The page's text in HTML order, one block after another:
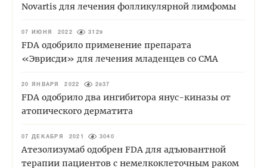
Novartis для лечения фолликулярной лимфомы
07 ИЮНЯ 2022 3129
FDA одобрило применение препарата
«Эврисди» для лечения младенцев со СМА
20 ЯНВАРЯ 2022 2837
FDA одобрило два ингибитора янус-киназы от
атопического дерматита
07 ДЕКАБРЯ 2021 3040
Атезолизумаб одобрен FDA для адъювантной
терапии пациентов с немелкоклеточным раком